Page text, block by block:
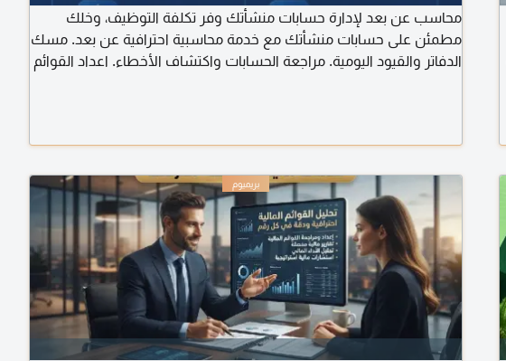
محاسب عن بعد لإدارة حسابات منشأتك وفر تكلفة التوظيف، وخلك
مطمئن على حسابات منشأتك مع خدمة محاسبية احترافية عن بعد. مسك
الدفاتر والقيود اليومية. مراجعة الحسابات واكتشاف الأخطاء. اعداد القوائم